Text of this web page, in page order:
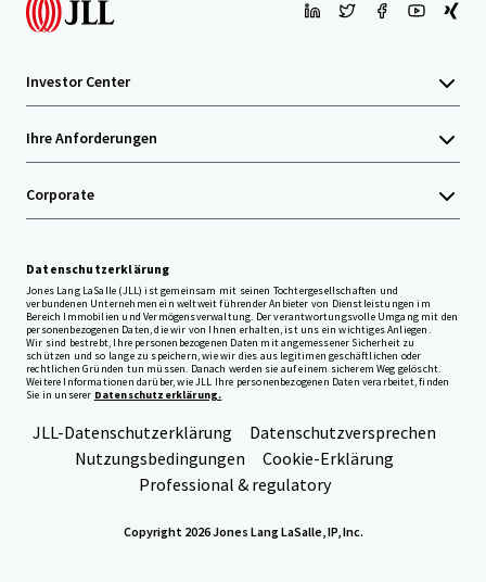
Investor Center
Ihre Anforderungen
Corporate
Datenschutzerklärung
Jones Lang LaSalle (JLL) ist gemeinsam mit seinen Tochtergesellschaften und
verbundenen Unternehmen ein weltweit führender Anbieter von Dienstleistungen im
Bereich Immobilien und Vermögensverwaltung. Der verantwortungsvolle Umgang mit den
personenbezogenen Daten, die wir von Ihnen erhalten, ist uns ein wichtiges Anliegen.
Wir sind bestrebt, Ihre personenbezogenen Daten mit angemessener Sicherheit zu
schützen und so lange zu speichern, wie wir dies aus legitimen geschäftlichen oder
rechtlichen Gründen tun müssen. Danach werden sie auf einem sicherem Weg gelöscht.
Weitere Informationen darüber, wie JLL Ihre personenbezogenen Daten verarbeitet, finden
Sie in unserer Datenschutzerklärung.
JLL-Datenschutzerklärung
Datenschutzversprechen
Nutzungsbedingungen
Cookie-Erklärung
Professional & regulatory
Copyright 2026 Jones Lang LaSalle, IP, Inc.